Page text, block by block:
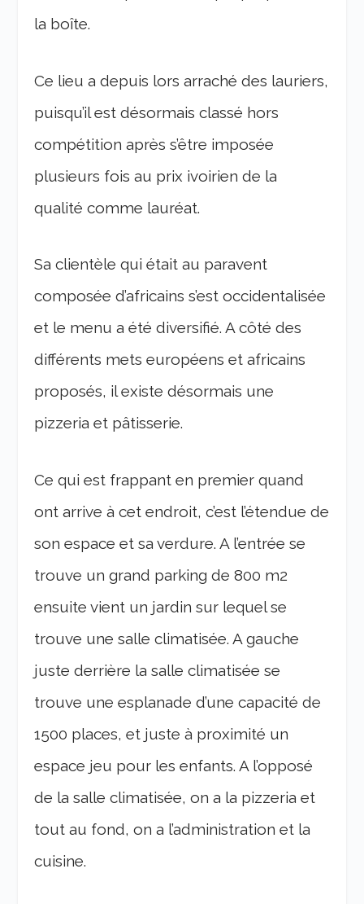
la boîte.
Ce lieu a depuis lors arraché des lauriers,
puisqu’il est désormais classé hors
compétition après s’être imposée
plusieurs fois au prix ivoirien de la
qualité comme lauréat.
Sa clientèle qui était au paravent
composée d’africains s’est occidentalisée
et le menu a été diversifié. A côté des
différents mets européens et africains
proposés, il existe désormais une
pizzeria et pâtisserie.
Ce qui est frappant en premier quand
ont arrive à cet endroit, c’est l’étendue de
son espace et sa verdure. A l’entrée se
trouve un grand parking de 800 m2
ensuite vient un jardin sur lequel se
trouve une salle climatisée. A gauche
juste derrière la salle climatisée se
trouve une esplanade d’une capacité de
1500 places, et juste à proximité un
espace jeu pour les enfants. A l’opposé
de la salle climatisée, on a la pizzeria et
tout au fond, on a l’administration et la
cuisine.